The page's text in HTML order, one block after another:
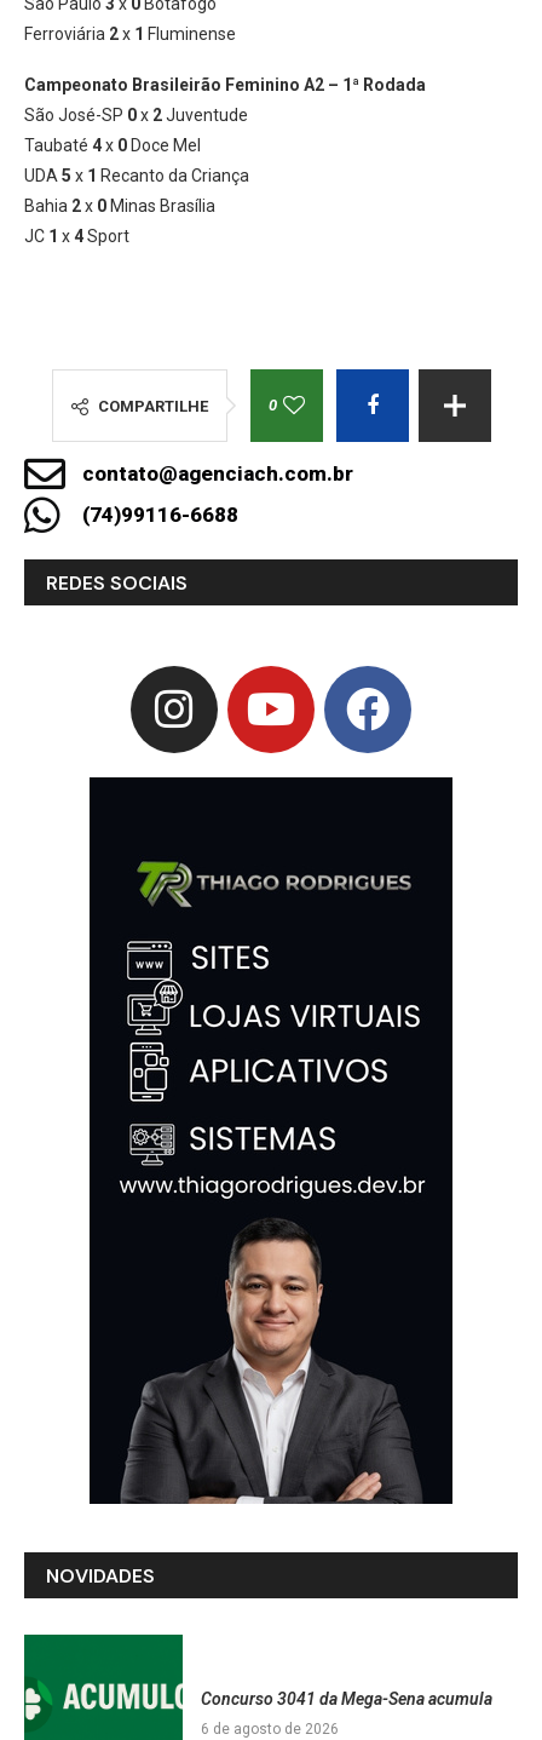
Ferroviária 2x 1 Fluminense
Campeonato Brasileirão Feminino A2 – 1ª Rodada
São José-SP 0x 2Juventude
Taubaté 4x 0 Doce Mel
UDA 5 x 1 Recanto da Criança
Bahia 2x 0 Minas Brasília
JC 1 x4Sport
COMPARTILHE 0
contato@agenciach.com.br
(74)99116-6688
REDES SOCIAIS
NOVIDADES
Concurso 3041 da Mega-Sena acumula
6 de agosto de 2026